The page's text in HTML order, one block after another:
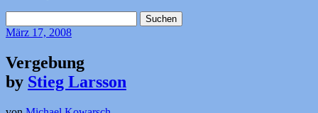
nach:
März 17, 2008
Vergebung
by Stieg Larsson